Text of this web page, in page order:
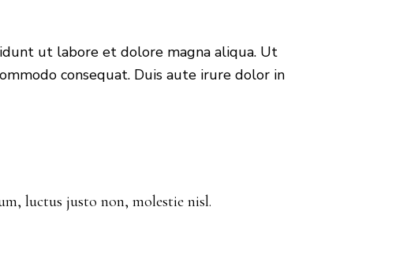
ut labore et dolore magna aliqua. Ut
consequat. Duis aute irure dolor in
luctus justo non, molestie nisl.